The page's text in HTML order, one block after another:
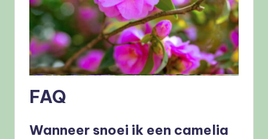
FAQ
Wanneer snoei ik een camelia